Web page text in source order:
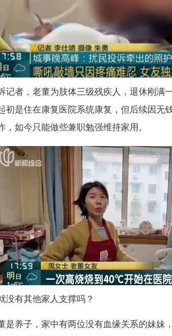
记者， 老董为肢体三级残疾人，退休刚满
初是住在康复医院系统康复，但后续因无
，如今只能做些兼职勉强维持家用。
没有其他家人支撑吗？
是养子，家中有两位没有血缘关系的妹妹